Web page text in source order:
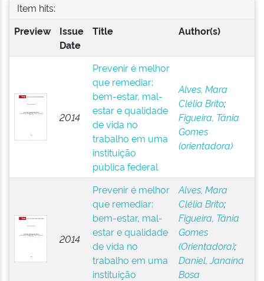
Item hits:
Preview
Issue
Date
Title Author(s)
2014
Prevenir é melhor
que remediar:
bem-estar, mal-
estar e qualidade
de vida no
trabalho em uma
instituição
pública federal
Alves, Mara
Clélia Brito;
Figueira, Tânia
Gomes
(orientadora)
2014
Prevenir é melhor
que remediar:
bem-estar, mal-
estar e qualidade
de vida no
trabalho em uma
instituição
Alves, Mara
Clélia Brito;
Figueira, Tânia
Gomes
(Orientadora);
Daniel, Janaína
Bosa